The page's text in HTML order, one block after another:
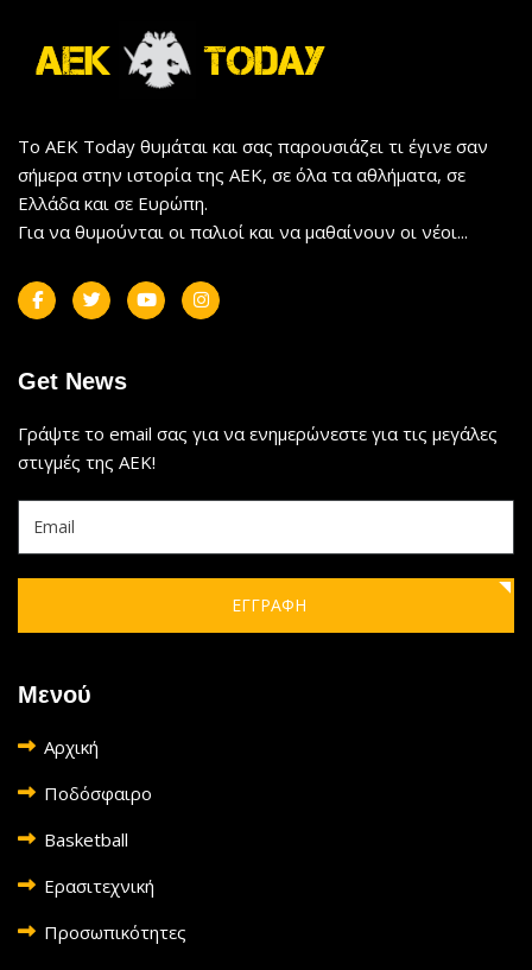
Το AEK Today θυμάται και σας παρουσιάζει τι έγινε σαν
σήμερα στην ιστορία της ΑΕΚ, σε όλα τα αθλήματα, σε
Ελλάδα και σε Ευρώπη.
Για να θυμούνται οι παλιοί και να μαθαίνουν οι νέοι...
Get News
Γράψτε το email σας για να ενημερώνεστε για τις μεγάλες
στιγμές της ΑΕΚ!
ΕΓΓΡΑΦΗ
Μενού
Αρχική
Ποδόσφαιρο
Basketball
Ερασιτεχνική
Προσωπικότητες